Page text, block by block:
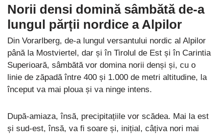
Norii densi domină sâmbătă de-a
lungul părții nordice a Alpilor
Din Vorarlberg, de-a lungul versantului nordic al Alpilor
până la Mostviertel, dar și în Tirolul de Est și în Carintia
Superioară, sâmbătă vor domina norii denși și, cu o
linie de zăpadă între 400 și 1.000 de metri altitudine, la
început va mai ploua și va ninge intens.
După-amiaza, însă, precipitațiile vor scădea. Mai la est
și sud-est, însă, va fi soare și, inițial, câțiva nori mai